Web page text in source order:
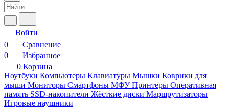
Войти
0
Сравнение
0
Избранное
0 Корзина
Ноутбуки Компьютеры Клавиатуры Мышки Коврики для
мыши Мониторы Смартфоны МФУ Принтеры Оперативная
память SSD-накопители Жёсткие диски Маршрутизаторы
Игровые наушники